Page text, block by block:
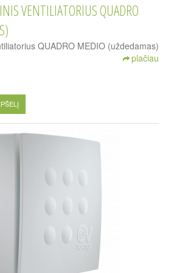
VENTILIATORIUS QUADRO
QUADRO MEDIO (uždedamas)
plačiau